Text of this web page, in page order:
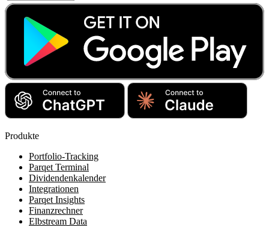
Produkte
Portfolio-Tracking
Parqet Terminal
Dividendenkalender
Integrationen
Parqet Insights
Finanzrechner
Elbstream Data